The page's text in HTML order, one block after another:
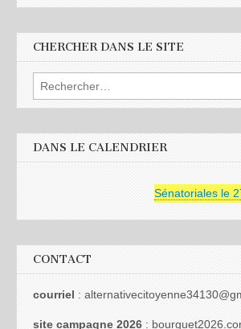
CHERCHER DANS LE SITE
Rechercher :
DANS LE CALENDRIER
Sénatoriales le
CONTACT
courriel :
site campagne 2026 :